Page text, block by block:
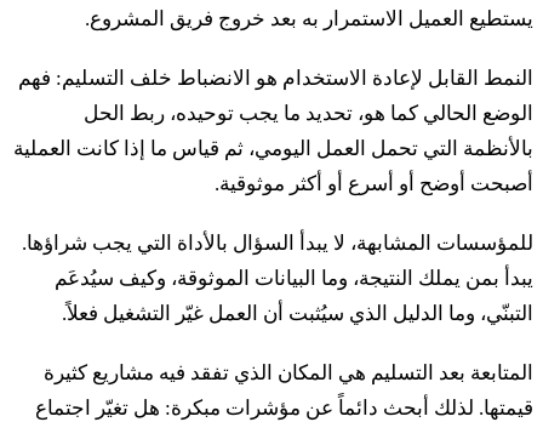
العميل الاستمرار به بعد خروج فريق المشروع.
القابل لإعادة الاستخدام هو الانضباط خلف التسليم: فهم
الحالي كما هو، تحديد ما يجب توحيده، ربط الحل
التي تحمل العمل اليومي، ثم قياس ما إذا كانت العملية
أوضح أو أسرع أو أكثر موثوقية.
المشابهة، لا يبدأ السؤال بالأداة التي يجب شراؤها.
بمن يملك النتيجة، وما البيانات الموثوقة، وكيف سيُدعَم
وما الدليل الذي سيُثبت أن العمل غيّر التشغيل فعلاً.
بعد التسليم هي المكان الذي تفقد فيه مشاريع كثيرة
لذلك أبحث دائماً عن مؤشرات مبكرة: هل تغيّر اجتماع